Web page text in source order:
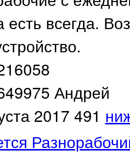
есть всегда.
Андрей
2017 491